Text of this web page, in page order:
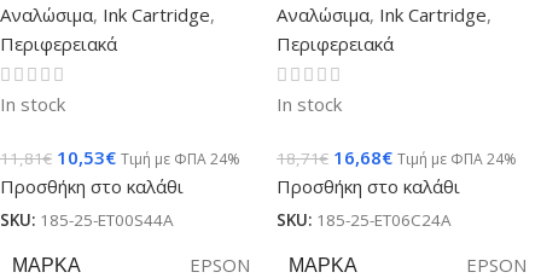
Αναλώσιμα, Ink Cartridge,
Περιφερειακά
In stock
11,81€ 10,53€ Τιμή με ΦΠΑ 24%
Προσθήκη στο καλάθι
SKU: 185-25-ET00S44A
ΜΆΡΚΑ EPSON
Αναλώσιμα, Ink Cartridge,
Περιφερειακά
In stock
18,71€ 16,68€ Τιμή με ΦΠΑ 24%
Προσθήκη στο καλάθι
SKU: 185-25-ET06C24A
ΜΆΡΚΑ EPSON